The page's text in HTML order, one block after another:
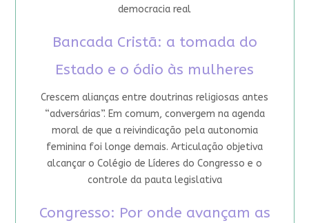
democracia real
Bancada Cristã: a tomada do
Estado e o ódio às mulheres
Crescem alianças entre doutrinas religiosas antes
“adversárias”. Em comum, convergem na agenda
moral de que a reivindicação pela autonomia
feminina foi longe demais. Articulação objetiva
alcançar o Colégio de Líderes do Congresso e o
controle da pauta legislativa
Congresso: Por onde avançam as